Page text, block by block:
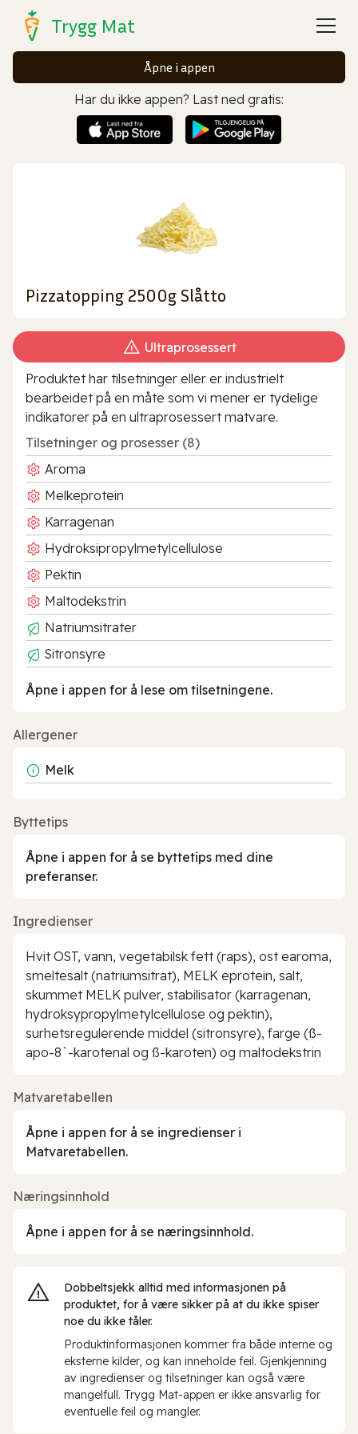
Trygg Mat
Åpne i appen
Har du ikke appen? Last ned gratis:
Pizzatopping 2500g Slåtto
Ultraprosessert
Produktet har tilsetninger eller er industrielt
bearbeidet på en måte som vi mener er tydelige
indikatorer på en ultraprosessert matvare.
Tilsetninger og prosesser (8)
Aroma
Melkeprotein
Karragenan
Hydroksipropylmetylcellulose
Pektin
Maltodekstrin
Natriumsitrater
Sitronsyre
Åpne i appen for å lese om tilsetningene.
Allergener
Melk
Byttetips
Åpne i appen for å se byttetips med dine
preferanser.
Ingredienser
Hvit OST, vann, vegetabilsk fett (raps), ost earoma,
smeltesalt (natriumsitrat), MELK eprotein, salt,
skummet MELK pulver, stabilisator (karragenan,
hydroksypropylmetylcellulose og pektin),
surhetsregulerende middel (sitronsyre), farge (ß-
apo-8`-karotenal og ß-karoten) og maltodekstrin
Matvaretabellen
Åpne i appen for å se ingredienser i
Matvaretabellen.
Næringsinnhold
Åpne i appen for å se næringsinnhold.
Dobbeltsjekk alltid med informasjonen på
produktet, for å være sikker på at du ikke spiser
noe du ikke tåler.
Produktinformasjonen kommer fra både interne og
eksterne kilder, og kan inneholde feil. Gjenkjenning
av ingredienser og tilsetninger kan også være
mangelfull. Trygg Mat-appen er ikke ansvarlig for
eventuelle feil og mangler.